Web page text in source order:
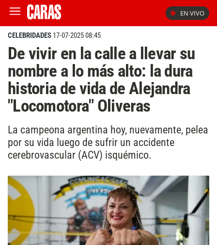
EN VIVO
CELEBRIDADES 17-07-2025 08:45
De vivir en la calle a llevar su
nombre a lo más alto: la dura
historia de vida de Alejandra
"Locomotora" Oliveras
La campeona argentina hoy, nuevamente, pelea
por su vida luego de sufrir un accidente
cerebrovascular (ACV) isquémico.